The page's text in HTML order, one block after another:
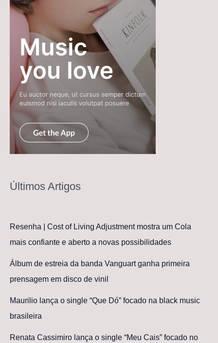
Últimos Artigos
Resenha | Cost of Living Adjustment mostra um Cola
mais confiante e aberto a novas possibilidades
Álbum de estreia da banda Vanguart ganha primeira
prensagem em disco de vinil
Maurilio lança o single “Que Dó” focado na black music
brasileira
Renata Cassimiro lança o single “Meu Cais” focado no